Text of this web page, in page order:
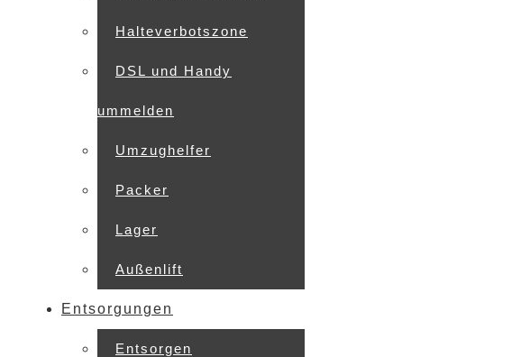
Halteverbotszone
DSL und Handy
ummelden
Umzughelfer
Packer
Lager
Außenlift
Entsorgungen
Entsorgen